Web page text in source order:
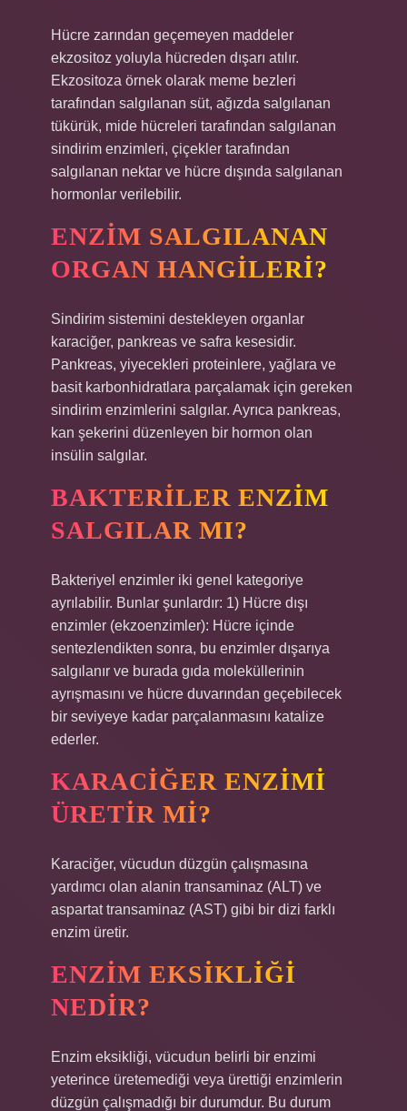
Hücre zarından geçemeyen maddeler
ekzositoz yoluyla hücreden dışarı atılır.
Ekzositoza örnek olarak meme bezleri
tarafından salgılanan süt, ağızda salgılanan
tükürük, mide hücreleri tarafından salgılanan
sindirim enzimleri, çiçekler tarafından
salgılanan nektar ve hücre dışında salgılanan
hormonlar verilebilir.
ENZIM SALGILANAN
ORGAN HANGILERI?
Sindirim sistemini destekleyen organlar
karaciğer, pankreas ve safra kesesidir.
Pankreas, yiyecekleri proteinlere, yağlara ve
basit karbonhidratlara parçalamak için gereken
sindirim enzimlerini salgılar. Ayrıca pankreas,
kan şekerini düzenleyen bir hormon olan
insülin salgılar.
BAKTERILER ENZIM
SALGILAR MI?
Bakteriyel enzimler iki genel kategoriye
ayrılabilir. Bunlar şunlardır: 1) Hücre dışı
enzimler (ekzoenzimler): Hücre içinde
sentezlendikten sonra, bu enzimler dışarıya
salgılanır ve burada gıda moleküllerinin
ayrışmasını ve hücre duvarından geçebilecek
bir seviyeye kadar parçalanmasını katalize
ederler.
KARACIĞER ENZIMI
ÜRETIR MI?
Karaciğer, vücudun düzgün çalışmasına
yardımcı olan alanin transaminaz (ALT) ve
aspartat transaminaz (AST) gibi bir dizi farklı
enzim üretir.
ENZIM EKSIKLIĞI
NEDIR?
Enzim eksikliği, vücudun belirli bir enzimi
yeterince üretemediği veya ürettiği enzimlerin
düzgün çalışmadığı bir durumdur. Bu durum